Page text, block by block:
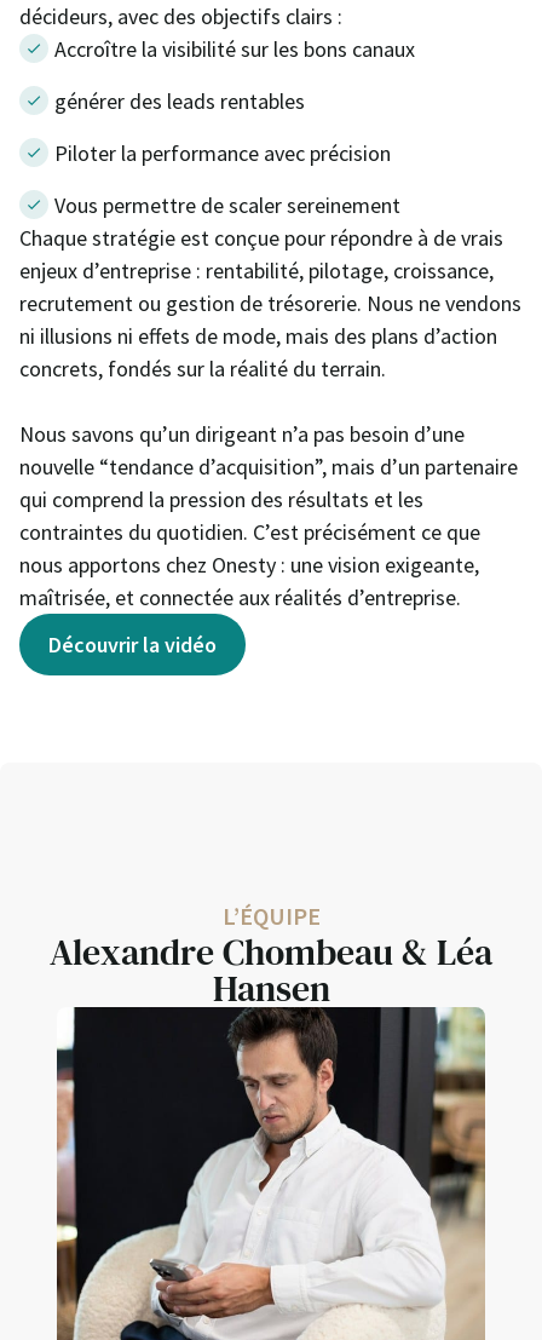
décideurs, avec des objectifs clairs :
Accroître la visibilité sur les bons canaux
générer des leads rentables
Piloter la performance avec précision
Vous permettre de scaler sereinement
Chaque stratégie est conçue pour répondre à de vrais
enjeux d’entreprise : rentabilité, pilotage, croissance,
recrutement ou gestion de trésorerie. Nous ne vendons
ni illusions ni effets de mode, mais des plans d’action
concrets, fondés sur la réalité du terrain.
Nous savons qu’un dirigeant n’a pas besoin d’une
nouvelle “tendance d’acquisition”, mais d’un partenaire
qui comprend la pression des résultats et les
contraintes du quotidien. C’est précisément ce que
nous apportons chez Onesty : une vision exigeante,
maîtrisée, et connectée aux réalités d’entreprise.
Découvrir la vidéo
L’ÉQUIPE
Alexandre Chombeau & Léa
Hansen